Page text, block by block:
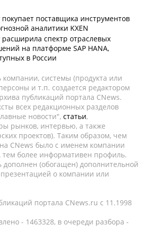
покупает поставщика инструментов
аналитики KXEN
расширила спектр отраслевых
на платформе SAP HANA,
в России
системы (продукта или
и т.п. создается редактором
публикаций портала CNews.
всех редакционных разделов
новости", статьи,
рынков, интервью, а также
проектов). Таким образом, чем
CNews было с именем компании
тем более информативен профиль.
(обогащен) дополнительной
о компании или
портала CNews.ru c 11.1998
- 1463328, в очереди разбора -